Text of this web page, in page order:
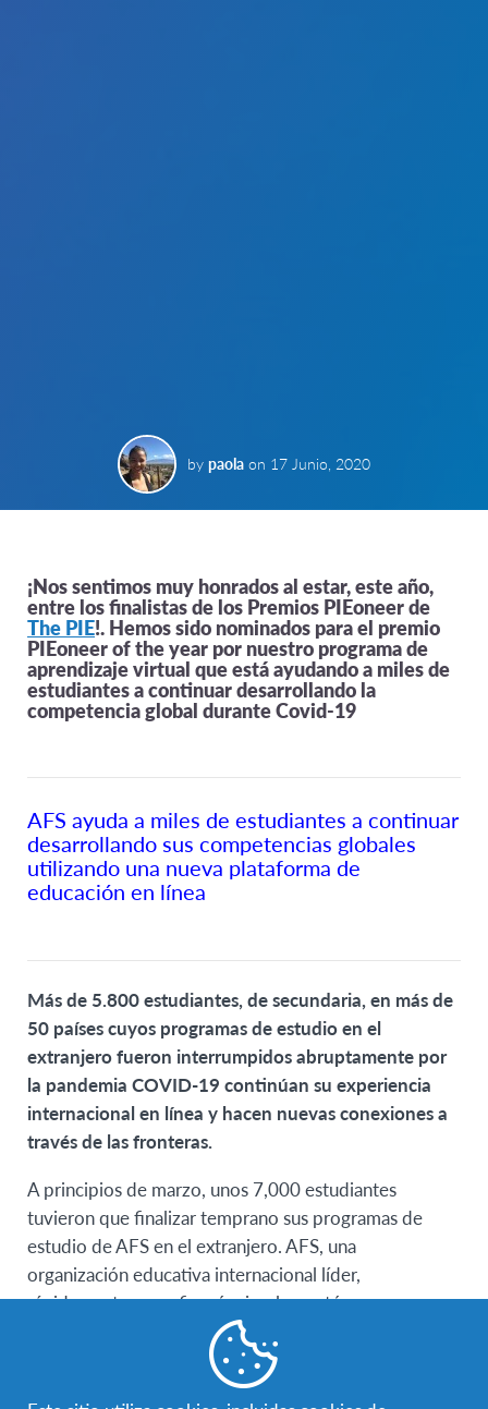
by paola on 17 Junio, 2020
¡Nos sentimos muy honrados al estar, este año,
entre los finalistas de los Premios PIEoneer de
The PIE!. Hemos sido nominados para el premio
PIEoneer of the year por nuestro programa de
aprendizaje virtual que está ayudando a miles de
estudiantes a continuar desarrollando la
competencia global durante Covid-19
AFS ayuda a miles de estudiantes a continuar
desarrollando sus competencias globales
utilizando una nueva plataforma de
educación en línea
Más de 5.800 estudiantes, de secundaria, en más de
50 países cuyos programas de estudio en el
extranjero fueron interrumpidos abruptamente por
la pandemia COVID-19 continúan su experiencia
internacional en línea y hacen nuevas conexiones a
través de las fronteras.
A principios de marzo, unos 7,000 estudiantes
tuvieron que finalizar temprano sus programas de
estudio de AFS en el extranjero. AFS, una
organización educativa internacional líder,
rápidamente reconfiguró e implementó una
plataforma virtual de aprendizaje para proporcionar a
esos miles de jóvenes apoyo continuo y aprendizaje
durante la crisis en una comunidad internacional y